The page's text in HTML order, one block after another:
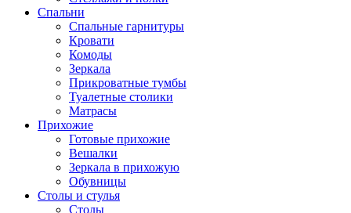
Спальни
Спальные гарнитуры
Кровати
Комоды
Зеркала
Прикроватные тумбы
Туалетные столики
Матрасы
Прихожие
Готовые прихожие
Вешалки
Зеркала в прихожую
Обувницы
Столы и стулья
Столы